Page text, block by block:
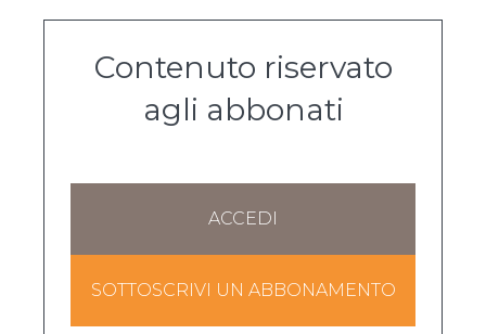
Contenuto riservato
agli abbonati
ACCEDI
SOTTOSCRIVI UN ABBONAMENTO